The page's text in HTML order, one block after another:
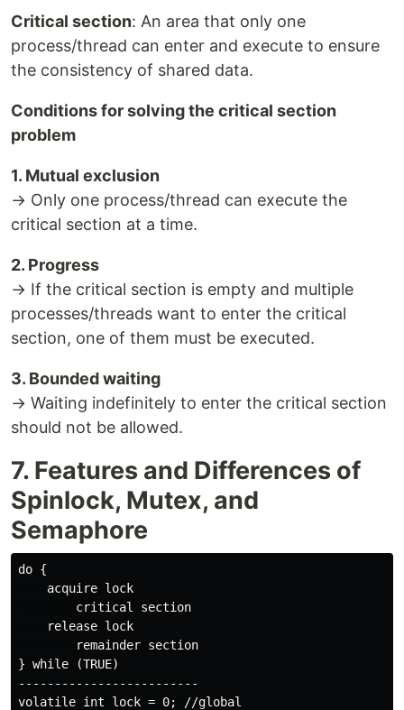
Critical section: An area that only one
process/thread can enter and execute to ensure
the consistency of shared data.
Conditions for solving the critical section
problem
1. Mutual exclusion
→ Only one process/thread can execute the
critical section at a time.
2. Progress
→ If the critical section is empty and multiple
processes/threads want to enter the critical
section, one of them must be executed.
3. Bounded waiting
→ Waiting indefinitely to enter the critical section
should not be allowed.
7. Features and Differences of
Spinlock, Mutex, and
Semaphore
do {
    acquire lock
        critical section
    release lock
        remainder section
} while (TRUE)
-------------------------
volatile int lock = 0; //global